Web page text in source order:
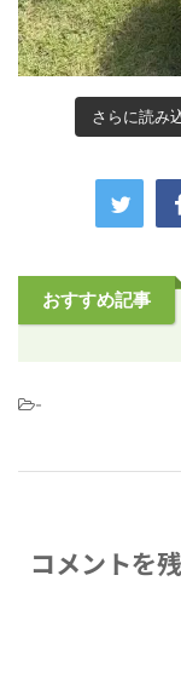
さらに読み
おすすめ記事
-
コメントを